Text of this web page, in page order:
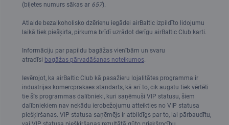
(biļetes numurs sākas ar 657).
Atlaide bezalkoholisko dzērienu iegādei airBaltic izpildīto lidojumu
laikā tiek piešķirta, pirkuma brīdī uzrādot derīgu airBaltic Club karti.
Informāciju par papildu bagāžas vienībām un svaru
atradīsi bagāžas pārvadāšanas noteikumos
Ievērojot, ka airBaltic Club kā pasažieru lojalitātes programma ir
industrijas komercprakses standarts, kā arī to, cik augstu tiek vērtēti
tie šīs programmas dalībnieki, kuri saņēmuši VIP statusu, šiem
dalībniekiem nav nekādu ierobežojumu atteikties no VIP statusa
piešķiršanas. VIP statusa saņēmējs ir atbildīgs par to, lai pārbaudītu,